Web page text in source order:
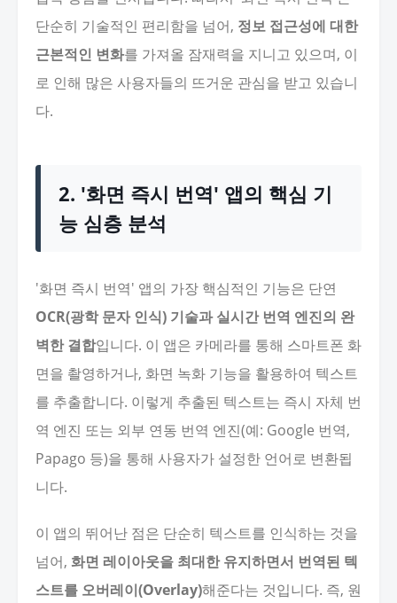
단순히 기술적인 편리함을 넘어, 정보 접근성에 대한
근본적인 변화를 가져올 잠재력을 지니고 있으며, 이
로 인해 많은 사용자들의 뜨거운 관심을 받고 있습니
다.
2. '화면 즉시 번역' 앱의 핵심 기
능 심층 분석
'화면 즉시 번역' 앱의 가장 핵심적인 기능은 단연
OCR(광학 문자 인식) 기술과 실시간 번역 엔진의 완
벽한 결합입니다. 이 앱은 카메라를 통해 스마트폰 화
면을 촬영하거나, 화면 녹화 기능을 활용하여 텍스트
를 추출합니다. 이렇게 추출된 텍스트는 즉시 자체 번
역 엔진 또는 외부 연동 번역 엔진(예: Google 번역,
Papago 등)을 통해 사용자가 설정한 언어로 변환됩
니다.
이 앱의 뛰어난 점은 단순히 텍스트를 인식하는 것을
넘어, 화면 레이아웃을 최대한 유지하면서 번역된 텍
스트를 오버레이(Overlay)해준다는 것입니다. 즉, 원